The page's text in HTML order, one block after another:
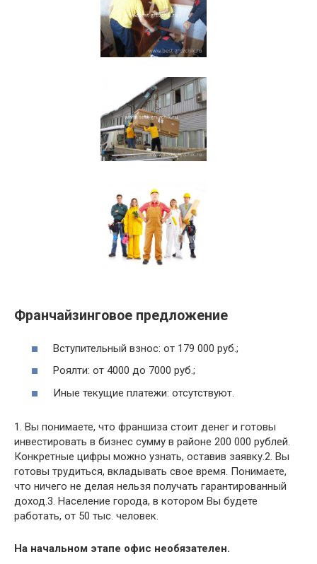
Франчайзинговое предложение
Вступительный взнос: от 179 000 руб.;
Роялти: от 4000 до 7000 руб.;
Иные текущие платежи: отсутствуют.
1. Вы понимаете, что франшиза стоит денег и готовы
инвестировать в бизнес сумму в районе 200 000 рублей.
Конкретные цифры можно узнать, оставив заявку.2. Вы
готовы трудиться, вкладывать свое время. Понимаете,
что ничего не делая нельзя получать гарантированный
доход.3. Население города, в котором Вы будете
работать, от 50 тыс. человек.
На начальном этапе офис необязателен.